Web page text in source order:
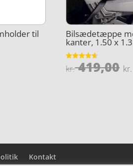
til Bilsædetæppe
kanter, 1.50 x
Vurderet
4.6
kr.419,00 kr.
Kontakt